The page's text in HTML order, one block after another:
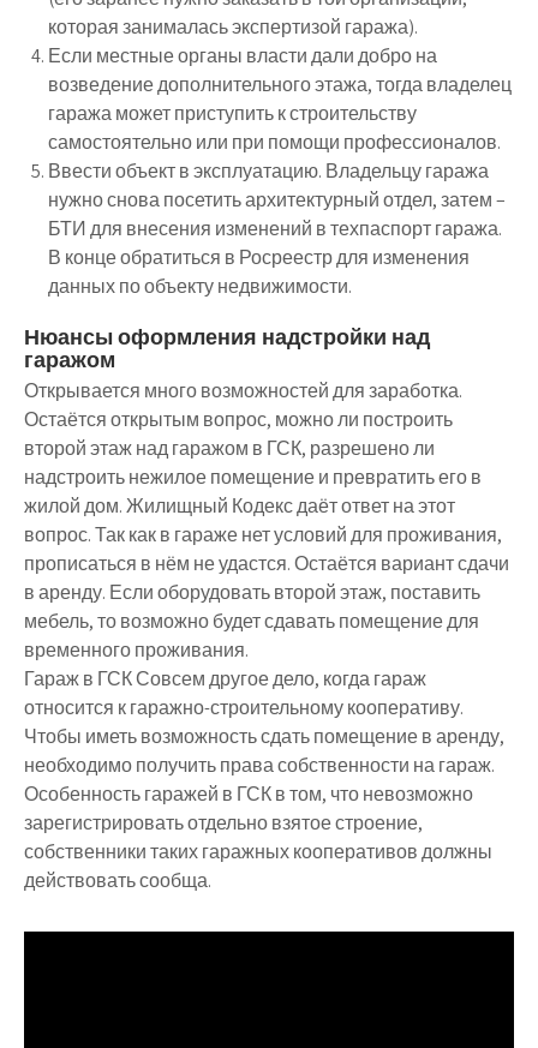
которая занималась экспертизой гаража).
Если местные органы власти дали добро на
возведение дополнительного этажа, тогда владелец
гаража может приступить к строительству
самостоятельно или при помощи профессионалов.
Ввести объект в эксплуатацию. Владельцу гаража
нужно снова посетить архитектурный отдел, затем –
БТИ для внесения изменений в техпаспорт гаража.
В конце обратиться в Росреестр для изменения
данных по объекту недвижимости.
Нюансы оформления надстройки над
гаражом
Открывается много возможностей для заработка.
Остаётся открытым вопрос, можно ли построить
второй этаж над гаражом в ГСК, разрешено ли
надстроить нежилое помещение и превратить его в
жилой дом. Жилищный Кодекс даёт ответ на этот
вопрос. Так как в гараже нет условий для проживания,
прописаться в нём не удастся. Остаётся вариант сдачи
в аренду. Если оборудовать второй этаж, поставить
мебель, то возможно будет сдавать помещение для
временного проживания.
Гараж в ГСК Совсем другое дело, когда гараж
относится к гаражно-строительному кооперативу.
Чтобы иметь возможность сдать помещение в аренду,
необходимо получить права собственности на гараж.
Особенность гаражей в ГСК в том, что невозможно
зарегистрировать отдельно взятое строение,
собственники таких гаражных кооперативов должны
действовать сообща.